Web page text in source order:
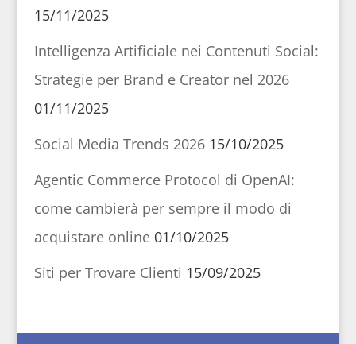
15/11/2025
Intelligenza Artificiale nei Contenuti Social:
Strategie per Brand e Creator nel 2026
01/11/2025
Social Media Trends 2026 15/10/2025
Agentic Commerce Protocol di OpenAI:
come cambierà per sempre il modo di
acquistare online 01/10/2025
Siti per Trovare Clienti 15/09/2025